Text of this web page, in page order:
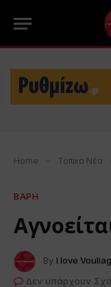
Home » Τοπικά Νέα
ΒΑΡΗ
By I love
Δεν υπάρχουν